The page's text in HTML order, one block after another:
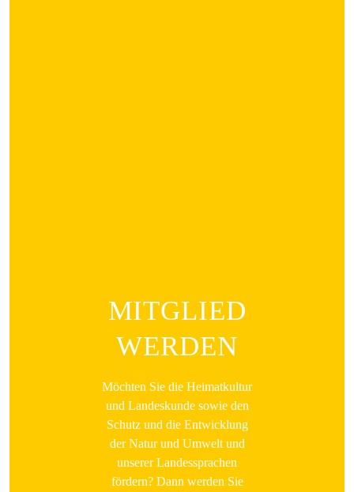
MITGLIED
WERDEN
Möchten Sie die Heimatkultur
und Landeskunde sowie den
Schutz und die Entwicklung
der Natur und Umwelt und
unserer Landessprachen
fördern? Dann werden Sie